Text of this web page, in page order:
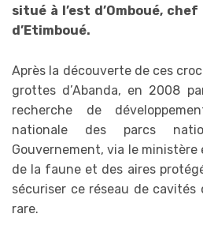
situé à l’est d’Omboué,
d’Etimboué.
Après la découverte de ces
grottes d’Abanda, en 2008
recherche de
nationale des parcs
Gouvernement, via le
de la faune et des aires
sécuriser ce réseau de
rare.